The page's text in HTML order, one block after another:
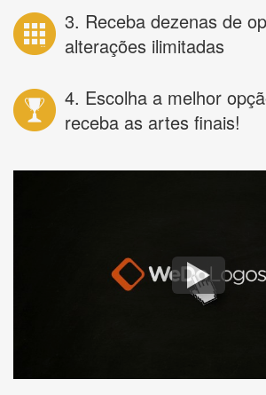
3. Receba dezenas de
alterações ilimitadas
4. Escolha a melhor
receba as artes finais!